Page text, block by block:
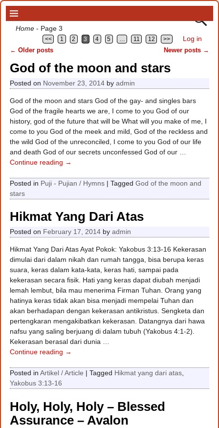
Home - Page 3
<< 1 2 3 4 5 … 11 12 >> Log in
← Older posts Newer posts →
God of the moon and stars
Posted on November 23, 2014 byadmin
God of the moon and stars God of the gay- and singles bars
God of the fragile hearts we are, I come to you God of our
history, god of the future that will be What will you make of me, I
come to you God of the meek and mild, God of the reckless and
the wild God of the unreconciled, I come to you God of our life
and death God of our secrets unconfessed God of our
Continue reading →
Posted in Puji - Pujian / Hymns |Tagged God of the moon and
stars
Hikmat Yang Dari Atas
Posted on February 17, 2014 byadmin
Hikmat Yang Dari Atas Ayat Pokok: Yakobus 3:13-16 Kekerasan
dimulai dari dalam nikah dan rumah tangga, bisa berupa keras
suara, keras dalam kata-kata, keras hati, sampai pada
kekerasan secara fisik. Hati yang keras dapat diubah menjadi
lemah lembut, bila mau menerima Firman Tuhan. Orang yang
hatinya keras tidak akan bisa menjadi mempelai Tuhan dan
akan berhadapan dengan kekerasan antikristus. Sengketa dan
pertengkaran mengakibatkan kekerasan. Datangnya dari hawa
nafsu yang saling berjuang di dalam tubuh (Yakobus 4:1-2).
Kekerasan berasal dari dunia
Continue reading →
Posted in Artikel / Article |Tagged Hikmat yang dari atas
Yakobus 3:13-16
Holy, Holy, Holy – Blessed
Assurance – Avalon